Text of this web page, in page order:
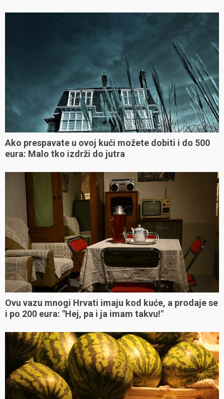
Ako prespavate u ovoj kući možete dobiti i do 500
eura: Malo tko izdrži do jutra
Ovu vazu mnogi Hrvati imaju kod kuće, a prodaje se
i po 200 eura: "Hej, pa i ja imam takvu!"